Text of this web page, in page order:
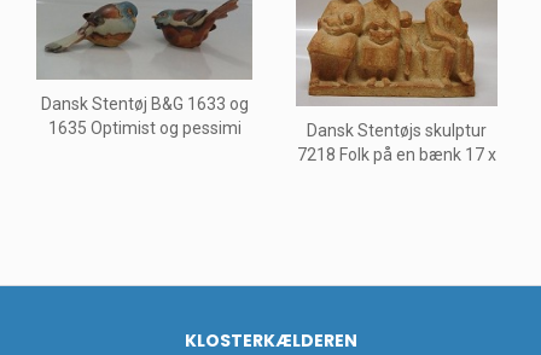
Dansk Stentøj B&G 1633 og
1635 Optimist og pessimi
Dansk Stentøjs skulptur
7218 Folk på en bænk 17 x
KLOSTERKÆLDEREN